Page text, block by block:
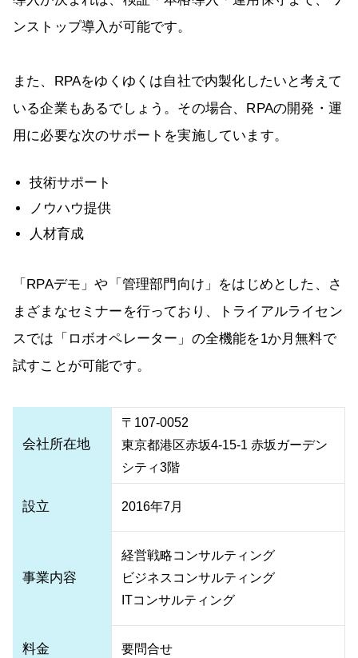
ンストップ導入が可能です。
また、RPAをゆくゆくは自社で内製化したいと考えて
いる企業もあるでしょう。その場合、RPAの開発・運
用に必要な次のサポートを実施しています。
技術サポート
ノウハウ提供
人材育成
「RPAデモ」や「管理部門向け」をはじめとした、さ
まざまなセミナーを行っており、トライアルライセン
スでは「ロボオペレーター」の全機能を1か月無料で
試すことが可能です。
会社所在地
〒107-0052
東京都港区赤坂4-15-1 赤坂ガーデン
シティ3階
設立 2016年7月
事業内容
経営戦略コンサルティング
ビジネスコンサルティング
ITコンサルティング
料金 要問合せ